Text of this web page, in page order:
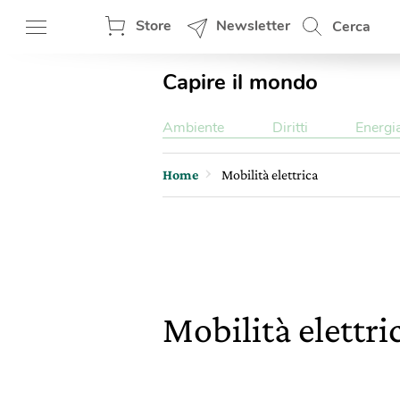
Store Newsletter Cerca
Capire il mondo
Ambiente Diritti
Home Mobilità elettrica
Mobilità